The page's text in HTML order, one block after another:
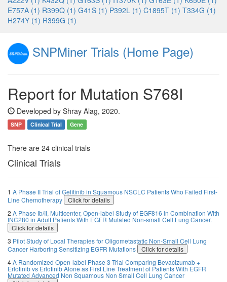
E757A (1) R399Q (1) G41S (1) P392L (1) C1895T (1) T334G (1)
H274Y (1) R399G (1)
SNPMiner Trials (Home Page)
Report for Mutation S768I
Developed by Shray Alag, 2020.
SNP Clinical Trial Gene
There are 24 clinical trials
Clinical Trials
1 A Phase II Trial of Gefitinib in Squamous NSCLC Patients Who Failed First-
Line Chemotherapy
Click for details
2 A Phase Ib/II, Multicenter, Open-label Study of EGF816 in Combination With
INC280 in Adult Patients With EGFR Mutated Non-small Cell Lung Cancer.
Click for details
3 Pilot Study of Local Therapies for Oligometastatic Non-Small Cell Lung
Cancer Harboring Sensitizing EGFR Mutations
Click for details
4A Randomized Open-label Phase 3 Trial Comparing Bevacizumab +
Erlotinib vs Erlotinib Alone as First Line Treatment of Patients With EGFR
Mutated Advanced Non Squamous Non Small Cell Lung Cancer